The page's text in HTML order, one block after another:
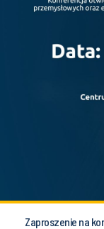
Zaproszenie na